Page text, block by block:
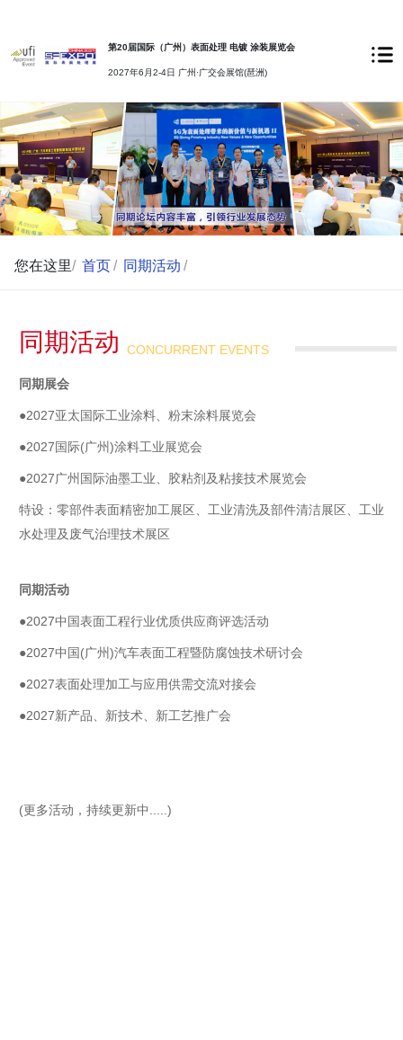
第20届国际（广州）表面处理 电镀 涂装展览会
2027年6月2-4日 广州·广交会展馆(琶洲)
您在这里/ 首页 / 同期活动 /
同期活动 CONCURRENT EVENTS
同期展会
●2027亚太国际工业涂料、粉末涂料展览会
●2027国际(广州)涂料工业展览会
●2027广州国际油墨工业、胶粘剂及粘接技术展览会
特设：零部件表面精密加工展区、工业清洗及部件清洁展区、工业
水处理及废气治理技术展区
同期活动
●2027中国表面工程行业优质供应商评选活动
●2027中国(广州)汽车表面工程暨防腐蚀技术研讨会
●2027表面处理加工与应用供需交流对接会
●2027新产品、新技术、新工艺推广会
(更多活动，持续更新中.....)